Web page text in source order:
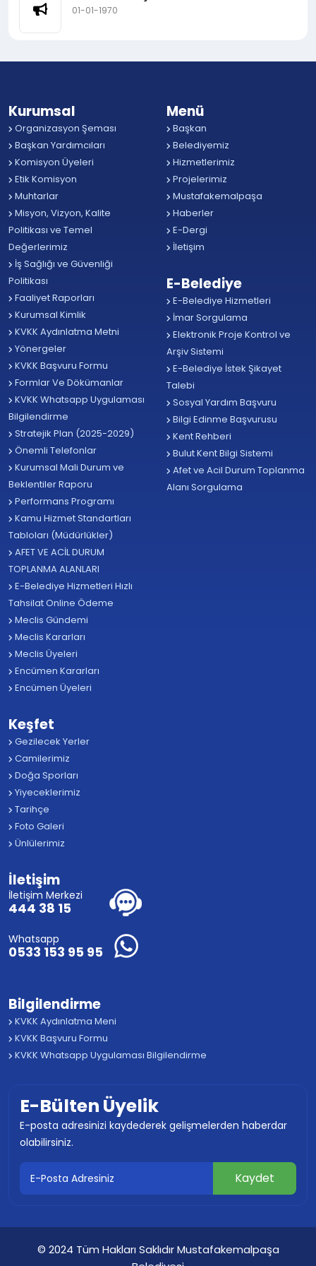
01-01-1970
Kurumsal
Organizasyon Şeması
Başkan Yardımcıları
Komisyon Üyeleri
Etik Komisyon
Muhtarlar
Misyon, Vizyon, Kalite
Politikası ve Temel
Değerlerimiz
İş Sağlığı ve Güvenliği
Politikası
Faaliyet Raporları
Kurumsal Kimlik
KVKK Aydınlatma Metni
Yönergeler
KVKK Başvuru Formu
Formlar Ve Dökümanlar
KVKK Whatsapp Uygulaması
Bilgilendirme
Stratejik Plan (2025-2029)
Önemli Telefonlar
Kurumsal Mali Durum ve
Beklentiler Raporu
Performans Programı
Kamu Hizmet Standartları
Tabloları (Müdürlükler)
AFET VE ACİL DURUM
TOPLANMA ALANLARI
E-Belediye Hizmetleri Hızlı
Tahsilat Online Ödeme
Meclis Gündemi
Meclis Kararları
Meclis Üyeleri
Encümen Kararları
Encümen Üyeleri
Menü
Başkan
Belediyemiz
Hizmetlerimiz
Projelerimiz
Mustafakemalpaşa
Haberler
E-Dergi
İletişim
E-Belediye
E-Belediye Hizmetleri
İmar Sorgulama
Elektronik Proje Kontrol ve
Arşiv Sistemi
E-Belediye İstek Şikayet
Talebi
Sosyal Yardım Başvuru
Bilgi Edinme Başvurusu
Kent Rehberi
Bulut Kent Bilgi Sistemi
Afet ve Acil Durum Toplanma
Alanı Sorgulama
Keşfet
Gezilecek Yerler
Camilerimiz
Doğa Sporları
Yiyeceklerimiz
Tarihçe
Foto Galeri
Ünlülerimiz
İletişim
İletişim Merkezi
444 38 15
Whatsapp
0533 153 95 95
Bilgilendirme
KVKK Aydınlatma Meni
KVKK Başvuru Formu
KVKK Whatsapp Uygulaması Bilgilendirme
E-Bülten Üyelik
E-posta adresinizi kaydederek gelişmelerden haberdar
olabilirsiniz.
© 2024 Tüm Hakları Saklıdır Mustafakemalpaşa